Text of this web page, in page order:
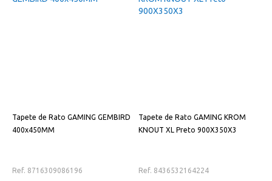
Tapete de Rato GAMING GEMBIRD
400x450MM
Ref. 8716309086196
Tapete de Rato GAMING KROM
KNOUT XL Preto 900X350X3
Ref. 8436532164224